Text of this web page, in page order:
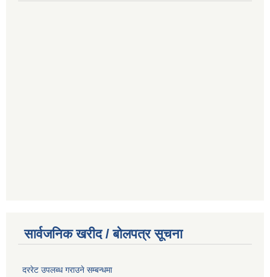
सार्वजनिक खरीद / बोलपत्र सूचना
दररेट उपलब्ध गराउने सम्बन्धमा